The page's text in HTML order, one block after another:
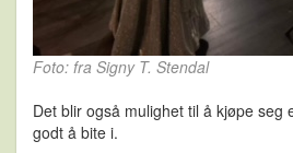
Foto: fra Signy T. Stendal
Det blir også mulighet til å kjøpe seg
godt å bite i.